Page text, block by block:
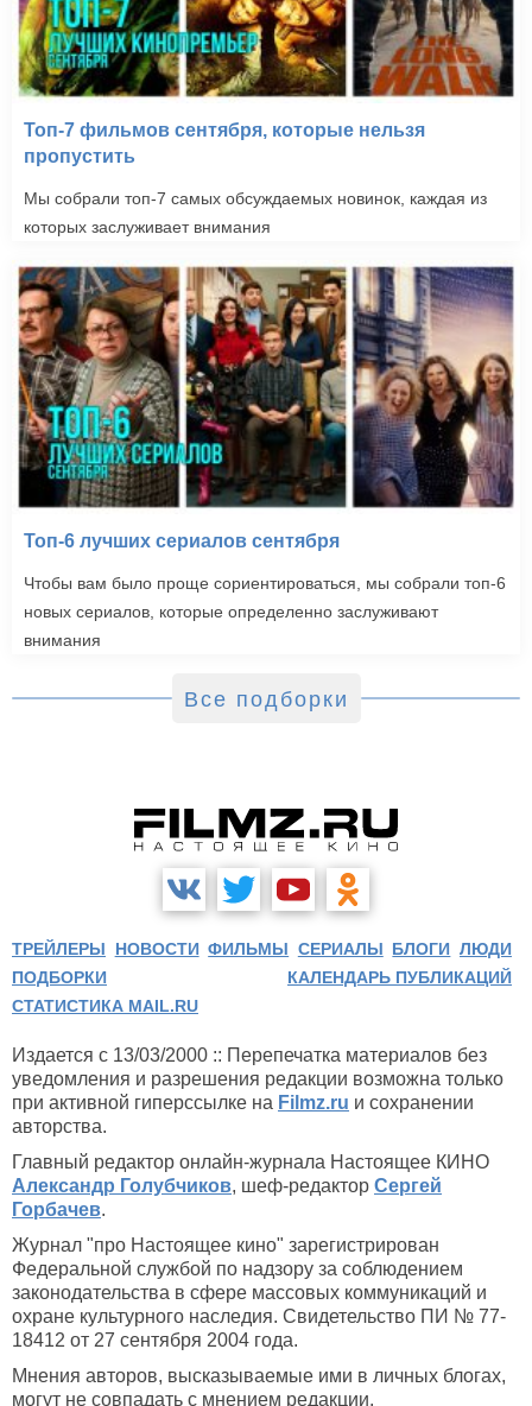
Топ-7 фильмов сентября, которые нельзя
пропустить
Мы собрали топ-7 самых обсуждаемых новинок, каждая из
которых заслуживает внимания
Топ-6 лучших сериалов сентября
Чтобы вам было проще сориентироваться, мы собрали топ-6
новых сериалов, которые определенно заслуживают
внимания
Все подборки
ТРЕЙЛЕРЫ НОВОСТИ ФИЛЬМЫ СЕРИАЛЫ БЛОГИ ЛЮДИ
ПОДБОРКИ
КАЛЕНДАРЬ ПУБЛИКАЦИЙ
СТАТИСТИКА MAIL.RU
Издается с 13/03/2000 :: Перепечатка материалов без
уведомления и разрешения редакции возможна только
при активной гиперссылке на Filmz.ru и сохранении
авторства.
Главный редактор онлайн-журнала Настоящее КИНО
Александр Голубчиков, шеф-редактор Сергей
Горбачев.
Журнал "про Настоящее кино" зарегистрирован
Федеральной службой по надзору за соблюдением
законодательства в сфере массовых коммуникаций и
охране культурного наследия. Свидетельство ПИ № 77-
18412 от 27 сентября 2004 года.
Мнения авторов, высказываемые ими в личных блогах,
могут не совпадать с мнением редакции.